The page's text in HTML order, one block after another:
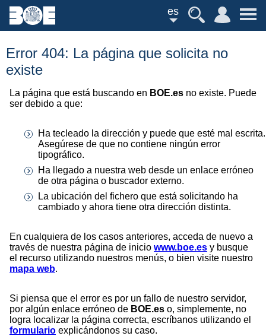
es
Error 404: La página que solicita no
existe
La página que está buscando en BOE.es no existe. Puede
ser debido a que:
Ha tecleado la dirección y puede que esté mal escrita.
Asegúrese de que no contiene ningún error
tipográfico.
Ha llegado a nuestra web desde un enlace erróneo
de otra página o buscador externo.
La ubicación del fichero que está solicitando ha
cambiado y ahora tiene otra dirección distinta.
En cualquiera de los casos anteriores, acceda de nuevo a
través de nuestra página de inicio www.boe.es y busque
el recurso utilizando nuestros menús, o bien visite nuestro
mapa web.
Si piensa que el error es por un fallo de nuestro servidor,
por algún enlace erróneo de BOE.es o, simplemente, no
logra localizar la página correcta, escríbanos utilizando el
formulario explicándonos su caso.